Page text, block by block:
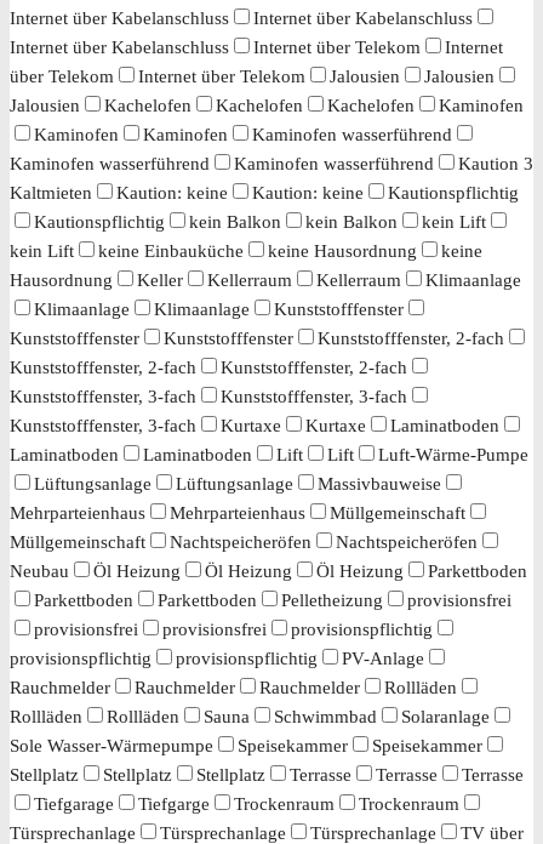
Internet über Kabelanschluss
Internet über Kabelanschluss
Internet über Kabelanschluss
Internet über Telekom
Internet
über Telekom
Internet über Telekom Jalousien
Jalousien
Jalousien
Kachelofen Kachelofen Kachelofen
Kaminofen
Kaminofen
Kaminofen
Kaminofen wasserführend
Kaminofen wasserführend
Kaminofen wasserführend
Kaution 3
Kaltmieten
Kaution: keine Kaution: keine
Kautionspflichtig
Kautionspflichtig
kein Balkon kein Balkon
kein Lift
kein Lift
keine Einbauküche keine Hausordnung
keine
Hausordnung
Keller Kellerraum Kellerraum
Klimaanlage
Klimaanlage
Klimaanlage
Kunststofffenster
Kunststofffenster
Kunststofffenster
Kunststofffenster, 2-fach
Kunststofffenster, 2-fach
Kunststofffenster, 2-fach
Kunststofffenster, 3-fach
Kunststofffenster, 3-fach
Kunststofffenster, 3-fach
Kurtaxe Kurtaxe
Laminatboden
Laminatboden
Laminatboden Lift Lift
Luft-Wärme-Pumpe
Lüftungsanlage
Lüftungsanlage
Massivbauweise
Mehrparteienhaus
Mehrparteienhaus
Müllgemeinschaft
Müllgemeinschaft
Nachtspeicheröfen
Nachtspeicheröfen
Neubau
Öl Heizung Öl Heizung Öl Heizung
Parkettboden
Parkettboden
Parkettboden Pelletheizung
provisionsfrei
provisionsfrei
provisionsfrei
provisionspflichtig
provisionspflichtig
provisionspflichtig
PV-Anlage
Rauchmelder
Rauchmelder Rauchmelder
Rollläden
Rollläden
Rollläden Sauna Schwimmbad
Solaranlage
Sole Wasser-Wärmepumpe
Speisekammer
Speisekammer
Stellplatz
Stellplatz Stellplatz Terrasse Terrasse
Terrasse
Tiefgarage
Tiefgarge Trockenraum
Trockenraum
Türsprechanlage
Türsprechanlage Türsprechanlage
TV über